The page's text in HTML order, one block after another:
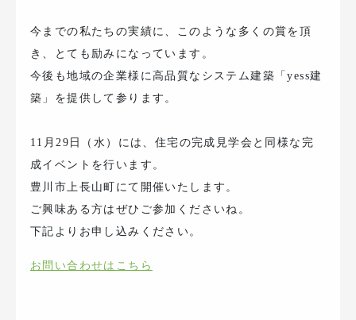
今までの私たちの実績に、このような多くの賞を頂
き、とても励みになっています。
今後も地域の企業様に高品質なシステム建築「yess建
築」を提供して参ります。
11月29日（水）には、住宅の完成見学会と同様な完
成イベントを行います。
豊川市上長山町にて開催いたします。
ご興味ある方はぜひご参加くださいね。
下記よりお申し込みください。
お問い合わせはこちら